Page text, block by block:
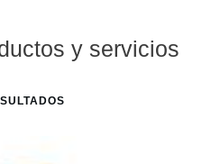
y servicios